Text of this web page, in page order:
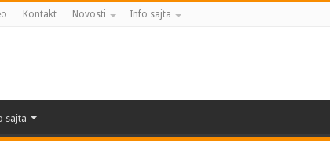
Kontakt Novosti Info sajta
sajta